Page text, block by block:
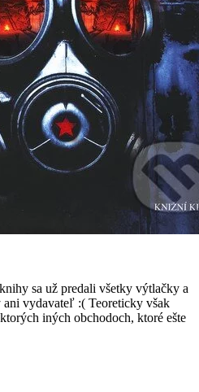
sa už predali všetky výtlačky a
ani vydavateľ :( Teoreticky však
iných obchodoch, ktoré ešte